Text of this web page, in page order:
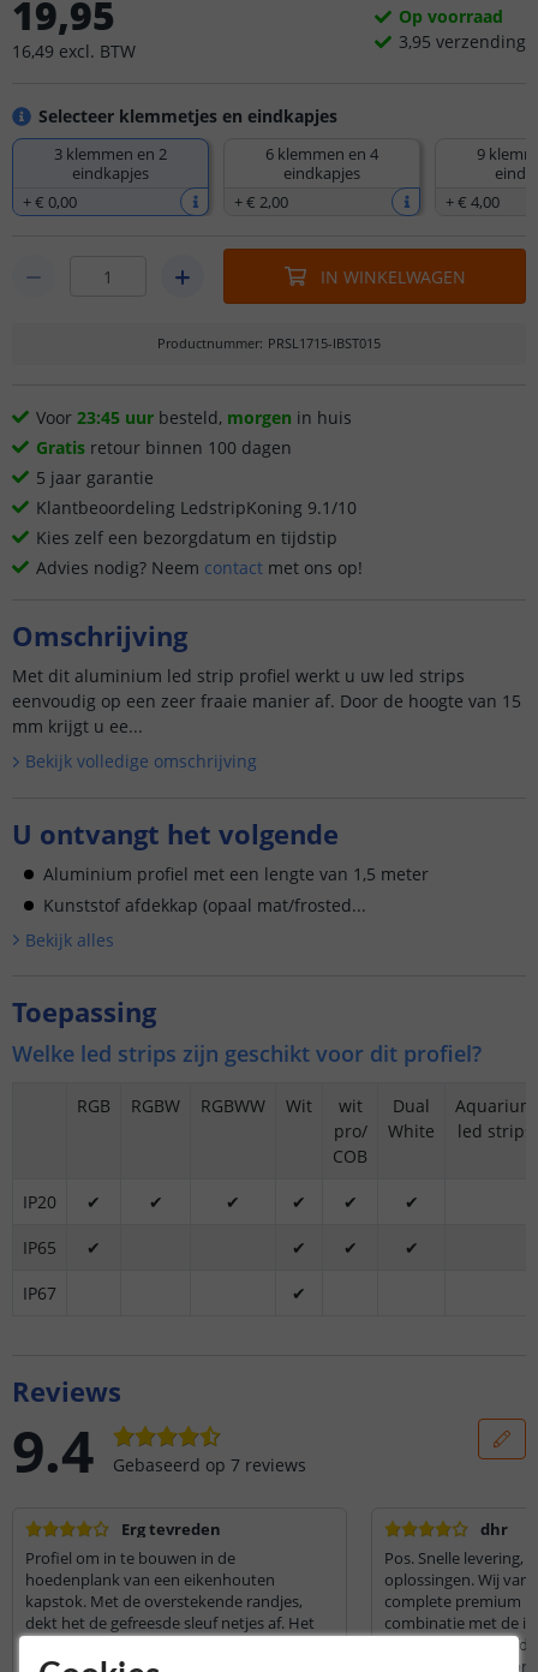
Selecteer klemmetjes en eindkapjes
3 klemmen en 2
eindkapjes
+€ 0,00
6 klemmen en 4
eindkapjes
+€ 2,00
9
+€ 4,00
19,95
16,49 excl. BTW
Op voorraad
3,95 verzending
IN WINKELWAGEN
Productnummer: PRSL1715-IBST015
Voor 23:45 uur besteld, morgen in huis
Gratis retour binnen 100 dagen
5 jaar garantie
Klantbeoordeling LedstripKoning 9.1/10
Kies zelf een bezorgdatum en tijdstip
Advies nodig? Neem contact met ons op!
Omschrijving
Met dit aluminium led strip profiel werkt u uw led strips
eenvoudig op een zeer fraaie manier af. Door de hoogte van 15
mm krijgt u ee...
Bekijk volledige omschrijving
U ontvangt het volgende
Aluminium profiel met een lengte van 1,5 meter
Kunststof afdekkap (opaal mat/frosted...
Bekijk alles
Toepassing
Welke led strips zijn geschikt voor dit profiel?
RGB RGBW RGBWW Wit
wit
pro/
COB
Dual
White
Aquarium
led strips
IP20 ✔ ✔ ✔ ✔ ✔
✔
IP65
✔ ✔ ✔
✔
IP67
✔
Reviews
9.4 Gebaseerd op 7 reviews
Erg tevreden
Profiel om in te bouwen in de
hoedenplank van een eikenhouten
kapstok. Met de overstekende randjes,
dekt het de gefreesde sleuf netjes af. Het
beugeltjes is wel onhandig, omdat ter
dhr
Pos. Snelle levering,
oplossingen. Wij van
complete premium
combinatie met de
mooie egale lichtspreiding. Wij